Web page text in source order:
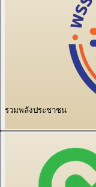
รวมพลังประชาชน